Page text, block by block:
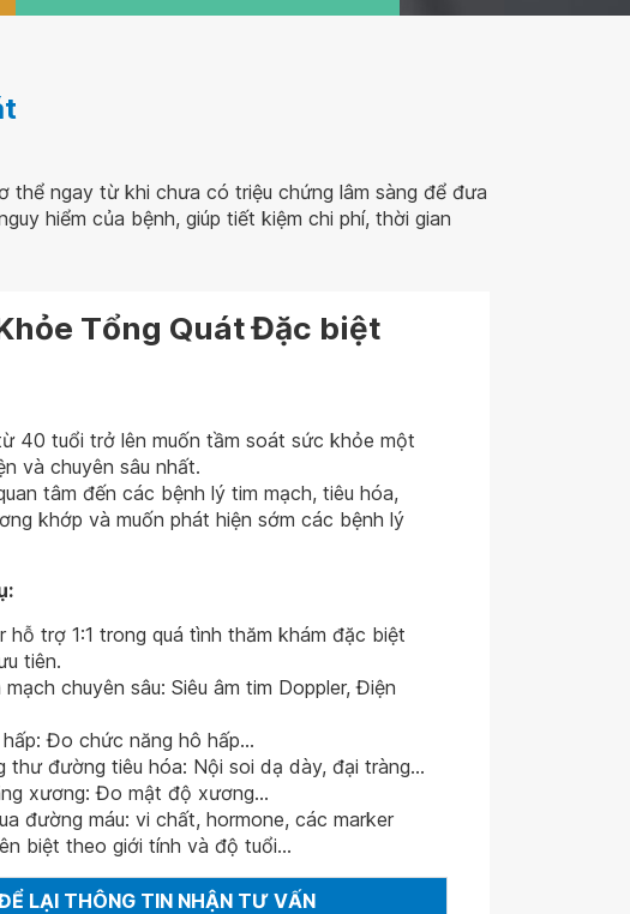
thể ngay từ khi chưa có triệu chứng lâm sàng để đưa
hiểm của bệnh, giúp tiết kiệm chi phí, thời gian
Tổng Quát Đặc biệt
40 tuổi trở lên muốn tầm soát sức khỏe một
và chuyên sâu nhất.
tâm đến các bệnh lý tim mạch, tiêu hóa,
khớp và muốn phát hiện sớm các bệnh lý
hỗ trợ 1:1 trong quá tình thăm khám đặc biệt
tiên.
chuyên sâu: Siêu âm tim Doppler, Điện
Đo chức năng hô hấp...
thư đường tiêu hóa: Nội soi dạ dày, đại tràng...
xương: Đo mật độ xương...
đường máu: vi chất, hormone, các marker
biệt theo giới tính và độ tuổi...
LẠI THÔNG TIN NHẬN TƯ VẤN